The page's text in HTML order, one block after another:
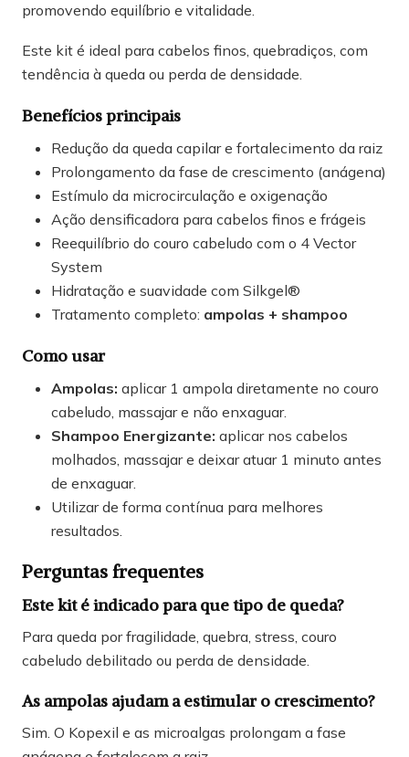
promovendo equilíbrio e vitalidade.
Este kit é ideal para cabelos finos, quebradiços, com
tendência à queda ou perda de densidade.
Benefícios principais
Redução da queda capilar e fortalecimento da raiz
Prolongamento da fase de crescimento (anágena)
Estímulo da microcirculação e oxigenação
Ação densificadora para cabelos finos e frágeis
Reequilíbrio do couro cabeludo com o 4 Vector
System
Hidratação e suavidade com Silkgel®
Tratamento completo: ampolas + shampoo
Como usar
Ampolas: aplicar 1 ampola diretamente no couro
cabeludo, massajar e não enxaguar.
Shampoo Energizante: aplicar nos cabelos
molhados, massajar e deixar atuar 1 minuto antes
de enxaguar.
Utilizar de forma contínua para melhores
resultados.
Perguntas frequentes
Este kit é indicado para que tipo de queda?
Para queda por fragilidade, quebra, stress, couro
cabeludo debilitado ou perda de densidade.
As ampolas ajudam a estimular o crescimento?
Sim. O Kopexil e as microalgas prolongam a fase